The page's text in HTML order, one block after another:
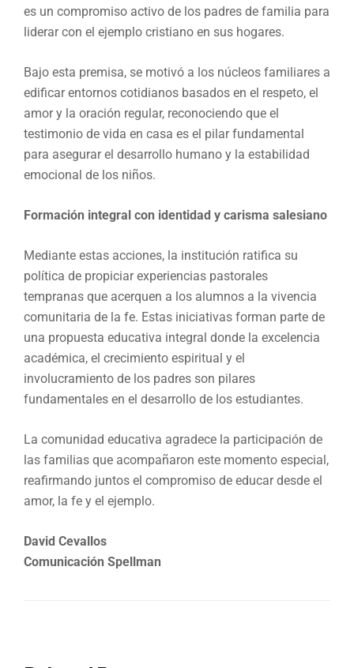
es un compromiso activo de los padres de familia para
liderar con el ejemplo cristiano en sus hogares.
Bajo esta premisa, se motivó a los núcleos familiares a
edificar entornos cotidianos basados en el respeto, el
amor y la oración regular, reconociendo que el
testimonio de vida en casa es el pilar fundamental
para asegurar el desarrollo humano y la estabilidad
emocional de los niños.
Formación integral con identidad y carisma salesiano
Mediante estas acciones, la institución ratifica su
política de propiciar experiencias pastorales
tempranas que acerquen a los alumnos a la vivencia
comunitaria de la fe. Estas iniciativas forman parte de
una propuesta educativa integral donde la excelencia
académica, el crecimiento espiritual y el
involucramiento de los padres son pilares
fundamentales en el desarrollo de los estudiantes.
La comunidad educativa agradece la participación de
las familias que acompañaron este momento especial,
reafirmando juntos el compromiso de educar desde el
amor, la fe y el ejemplo.
David Cevallos
Comunicación Spellman